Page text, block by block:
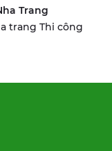
Trang
trang Thi công